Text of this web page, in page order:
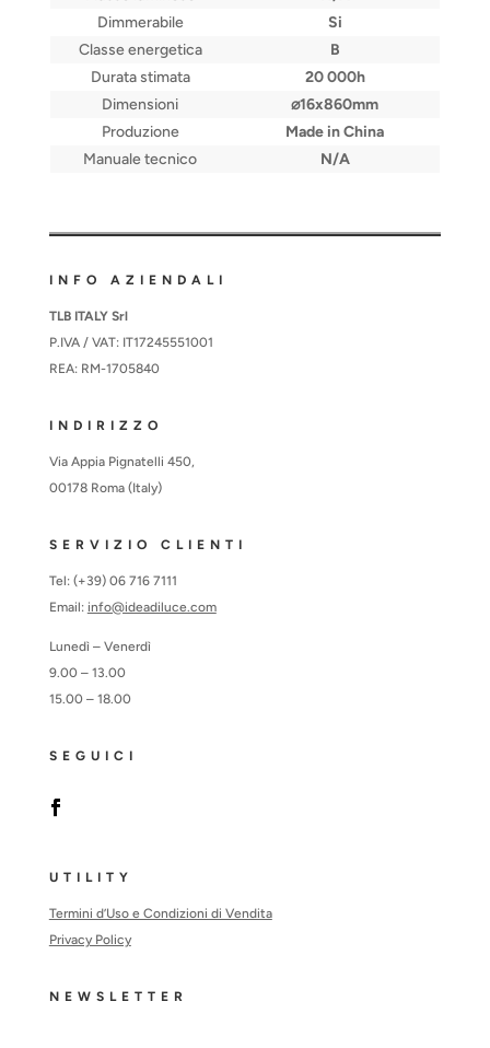
Dimmerabile
Si
Classe energetica
B
Durata stimata
20 000h
Dimensioni
⌀16x860mm
Produzione
Made in China
Manuale tecnico
N/A
INFO AZIENDALI
TLB ITALY Srl
P.IVA / VAT: IT17245551001
REA: RM-1705840
INDIRIZZO
Via Appia Pignatelli 450,
00178 Roma (Italy)
SERVIZIO CLIENTI
Tel: (+39) 06 716 7111
Email: info@ideadiluce.com
Lunedì – Venerdì
9.00 – 13.00
15.00 – 18.00
SEGUICI
UTILITY
Termini d’Uso e Condizioni di Vendita
Privacy Policy
NEWSLETTER